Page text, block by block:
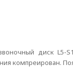
диск
компреирован.